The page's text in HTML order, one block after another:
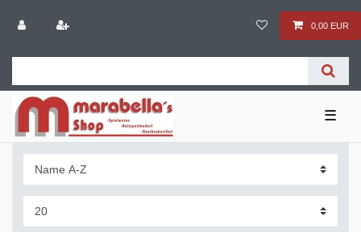
0,00 EUR
☰